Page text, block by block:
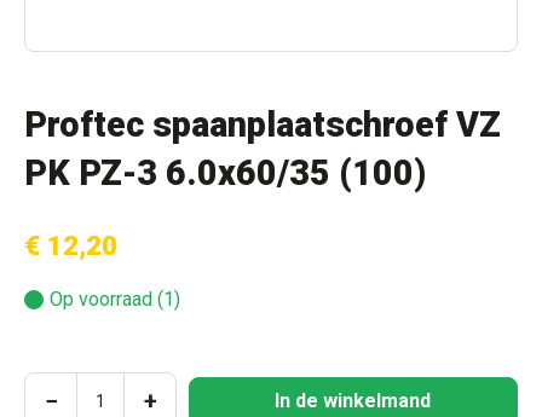
Proftec spaanplaatschroef VZ
PK PZ-3 6.0x60/35 (100)
€ 12,20
Op voorraad (1)
Producthoeveelheid: Voer de gewenste
− + In de winkelmand